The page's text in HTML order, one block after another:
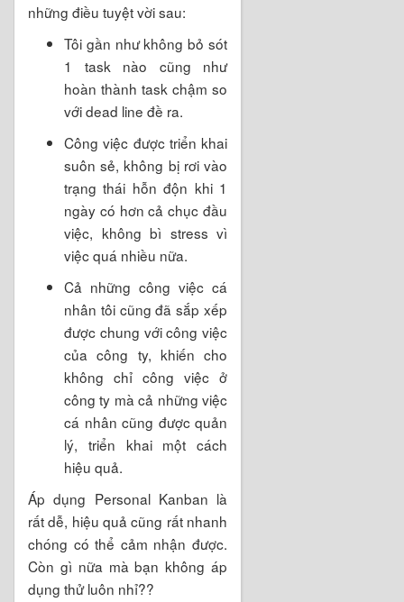
những điều tuyệt vời sau:
Tôi gần như không bỏ sót
1 task nào cũng như
hoàn thành task chậm so
với dead line đề ra.
Công việc được triển khai
suôn sẻ, không bị rơi vào
trạng thái hỗn độn khi 1
ngày có hơn cả chục đầu
việc, không bì stress vì
việc quá nhiều nữa.
Cả những công việc cá
nhân tôi cũng đã sắp xếp
được chung với công việc
của công ty, khiến cho
không chỉ công việc ở
công ty mà cả những việc
cá nhân cũng được quản
lý, triển khai một cách
hiệu quả.
Áp dụng Personal Kanban là
rất dễ, hiệu quả cũng rất nhanh
chóng có thể cảm nhận được.
Còn gì nữa mà bạn không áp
dụng thử luôn nhỉ??